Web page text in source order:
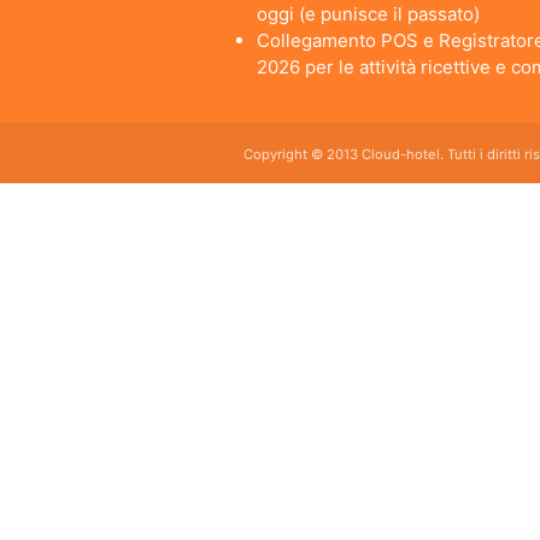
oggi (e punisce il passato)
Collegamento POS e
2026 per le attività ricettive e
Copyright © 2013 Cloud-hotel. Tutti i diritti